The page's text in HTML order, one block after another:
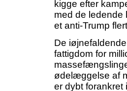
kigge efter
med de ledende
et anti-Trump
De
fattigdom for
ødelæggelse af
er dybt forankret